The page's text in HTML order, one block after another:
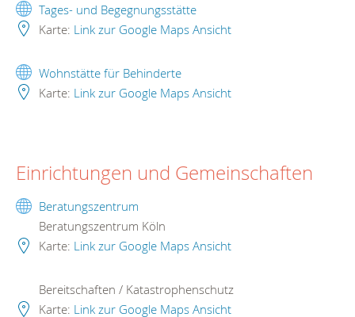
Tages- und Begegnungsstätte
Karte: Link zur Google Maps Ansicht
Wohnstätte für Behinderte
Karte: Link zur Google Maps Ansicht
Einrichtungen und Gemeinschaften
Beratungszentrum
Beratungszentrum Köln
Karte: Link zur Google Maps Ansicht
Bereitschaften / Katastrophenschutz
Karte: Link zur Google Maps Ansicht